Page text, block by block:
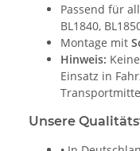
Passend für
BL1840,
Montage mit
Hinweis:
Einsatz in
Unsere